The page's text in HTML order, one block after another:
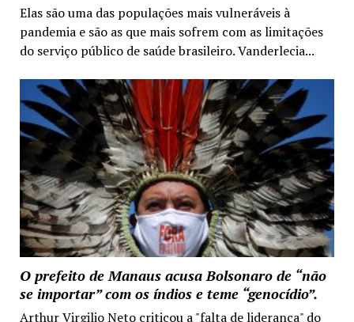
Elas são uma das populações mais vulneráveis à
pandemia e são as que mais sofrem com as limitações
do serviço público de saúde brasileiro. Vanderlecia...
O prefeito de Manaus acusa Bolsonaro de “não
se importar” com os índios e teme “genocídio”.
Arthur Virgilio Neto criticou a "falta de liderança" do